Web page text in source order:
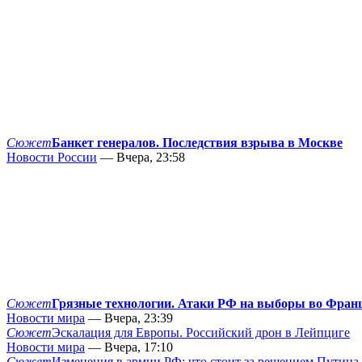
СюжетБанкет генералов. Последствия взрыва в Москве
Новости России — Вчера, 23:58
СюжетГрязные технологии. Атаки РФ на выборы во
Новости мира — Вчера, 23:39
СюжетЭскалация для Европы. Российский дрон в Лейпциге
Новости мира — Вчера, 17:10